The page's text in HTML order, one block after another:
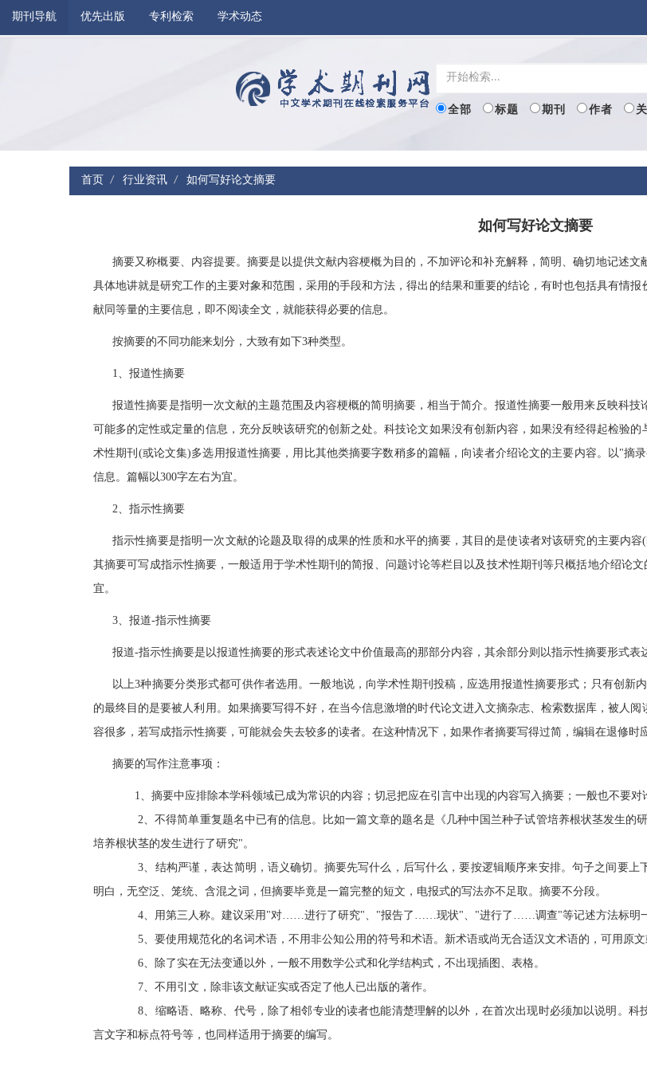
期刊导航 优先出版 专利检索 学术动态
全部 标题 期刊 作者
首页 行业资讯 如何写好论文摘要
如何写好论文摘要
摘要又称概要、内容提要。摘要是以提供文献内容梗概为目的，不加评论和补充解释，简明、确切地记述文
具体地讲就是研究工作的主要对象和范围，采用的手段和方法，得出的结果和重要的结论，有时也包括具有情
献同等量的主要信息，即不阅读全文，就能获得必要的信息。
按摘要的不同功能来划分，大致有如下3种类型。
1、报道性摘要
报道性摘要是指明一次文献的主题范围及内容梗概的简明摘要，相当于简介。报道性摘要一般用来反映科
可能多的定性或定量的信息，充分反映该研究的创新之处。科技论文如果没有创新内容，如果没有经得起检验
术性期刊(或论文集)多选用报道性摘要，用比其他类摘要字数稍多的篇幅，向读者介绍论文的主要内容。以"摘
信息。篇幅以300字左右为宜。
2、指示性摘要
指示性摘要是指明一次文献的论题及取得的成果的性质和水平的摘要，其目的是使读者对该研究的主要内
其摘要可写成指示性摘要，一般适用于学术性期刊的简报、问题讨论等栏目以及技术性期刊等只概括地介绍论
宜。
3、报道-指示性摘要
报道-指示性摘要是以报道性摘要的形式表述论文中价值最高的那部分内容，其余部分则以指示性摘要形式表
以上3种摘要分类形式都可供作者选用。一般地说，向学术性期刊投稿，应选用报道性摘要形式；只有创新
的最终目的是要被人利用。如果摘要写得不好，在当今信息激增的时代论文进入文摘杂志、检索数据库，被人
容很多，若写成指示性摘要，可能就会失去较多的读者。在这种情况下，如果作者摘要写得过简，编辑在退修时
摘要的写作注意事项：
1、摘要中应排除本学科领域已成为常识的内容；切忌把应在引言中出现的内容写入摘要；一般也不要对
2、不得简单重复题名中已有的信息。比如一篇文章的题名是《几种中国兰种子试管培养根状茎发生
培养根状茎的发生进行了研究"。
3、结构严谨，表达简明，语义确切。摘要先写什么，后写什么，要按逻辑顺序来安排。句子之间要
明白，无空泛、笼统、含混之词，但摘要毕竟是一篇完整的短文，电报式的写法亦不足取。摘要不分段。
4、用第三人称。建议采用"对……进行了研究"、"报告了……现状"、"进行了……调查"等记述方法标明一
5、要使用规范化的名词术语，不用非公知公用的符号和术语。新术语或尚无合适汉文术语的，可用原文
6、除了实在无法变通以外，一般不用数学公式和化学结构式，不出现插图、表格。
7、不用引文，除非该文献证实或否定了他人已出版的著作。
8、缩略语、略称、代号，除了相邻专业的读者也能清楚理解的以外，在首次出现时必须加以说明。
言文字和标点符号等，也同样适用于摘要的编写。